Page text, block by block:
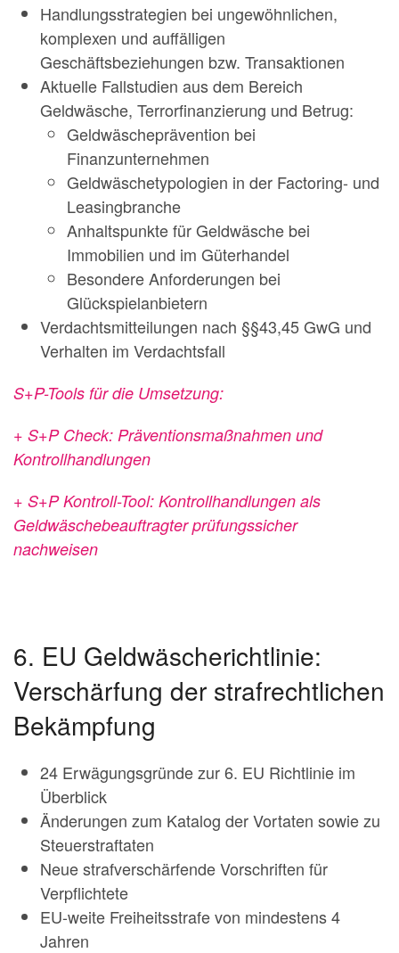
Handlungsstrategien bei ungewöhnlichen,
komplexen und auffälligen
Geschäftsbeziehungen bzw. Transaktionen
Aktuelle Fallstudien aus dem Bereich
Geldwäsche, Terrorfinanzierung und Betrug:
Geldwäscheprävention bei
Finanzunternehmen
Geldwäschetypologien in der Factoring- und
Leasingbranche
Anhaltspunkte für Geldwäsche bei
Immobilien und im Güterhandel
Besondere Anforderungen bei
Glückspielanbietern
Verdachtsmitteilungen nach §§43,45 GwG und
Verhalten im Verdachtsfall
S+P-Tools für die Umsetzung:
+ S+P Check: Präventionsmaßnahmen und
Kontrollhandlungen
+ S+P Kontroll-Tool: Kontrollhandlungen als
Geldwäschebeauftragter prüfungssicher
nachweisen
6. EU Geldwäscherichtlinie:
Verschärfung der strafrechtlichen
Bekämpfung
24 Erwägungsgründe zur 6. EU Richtlinie im
Überblick
Änderungen zum Katalog der Vortaten sowie zu
Steuerstraftaten
Neue strafverschärfende Vorschriften für
Verpflichtete
EU-weite Freiheitsstrafe von mindestens 4
Jahren